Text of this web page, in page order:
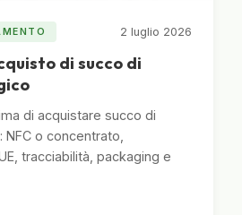
2 luglio 2026
di succo di
di acquistare succo di
o concentrato,
tracciabilità, packaging e